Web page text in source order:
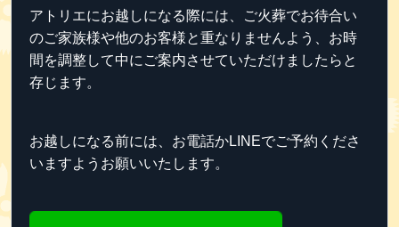
アトリエにお越しになる際には、ご火葬でお待合い
のご家族様や他のお客様と重なりませんよう、お時
間を調整して中にご案内させていただけましたらと
存じます。
お越しになる前には、お電話かLINEでご予約くださ
いますようお願いいたします。